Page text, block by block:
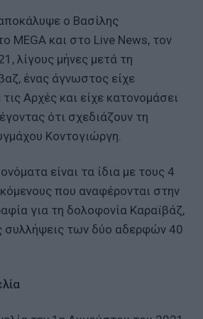
ο Βασίλης
MEGA και στο Live News, τον
λίγους μήνες μετά τη
ένας άγνωστος είχε
Αρχές και είχε κατονομάσει
ότι σχεδιάζουν τη
Κοντογιώργη.
είναι τα ίδια με τους 4
που αναφέρονται στην
για τη δολοφονία Καραϊβάζ,
συλλήψεις των δύο αδερφών 40